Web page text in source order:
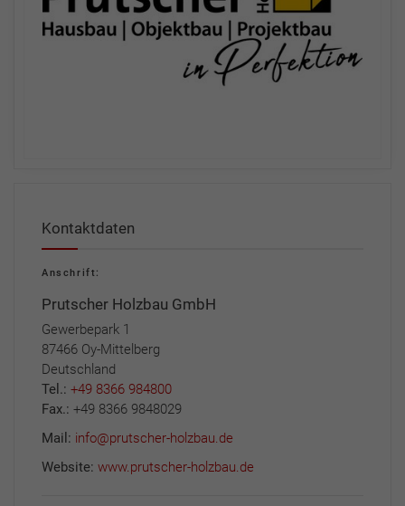
Kontaktdaten
Anschrift:
Prutscher Holzbau GmbH
Gewerbepark 1
87466 Oy-Mittelberg
Deutschland
Tel.: +49 8366 984800
Fax.: +49 8366 9848029
Mail: info@prutscher-holzbau.de
Website: www.prutscher-holzbau.de